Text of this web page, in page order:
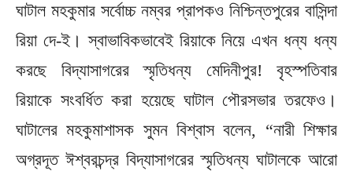
ঘাটাল মহকুমার সর্বোচ্চ নম্বর প্রাপকও নিশ্চিন্তপুরের বাসিন্দা
রিয়া দে-ই। স্বাভাবিকভাবেই রিয়াকে নিয়ে এখন ধন্য ধন্য
করছে বিদ্যাসাগরের স্মৃতিধন্য মেদিনীপুর! বৃহস্পতিবার
রিয়াকে সংবর্ধিত করা হয়েছে ঘাটাল পৌরসভার তরফেও।
ঘাটালের মহকুমাশাসক সুমন বিশ্বাস বলেন, “নারী শিক্ষার
অগ্রদূত ঈশ্বরচন্দ্র বিদ্যাসাগরের স্মৃতিধন্য ঘাটালকে আরো